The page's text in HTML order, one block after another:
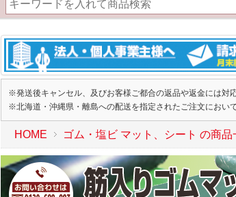
※発送後キャンセル、及びお客様ご都合の返品や返金には対
※北海道・沖縄県・離島への配送を指定されたご注文におい
HOME ゴム・塩ビ マット、シート の商品